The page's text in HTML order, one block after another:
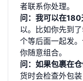
者联系你处理。
问：我可以在180
以。比如你先到
个等后面一起发
你随意组合。
问：如果包裹在
货时会检查外包